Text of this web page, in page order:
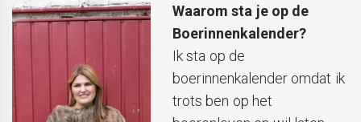
Waarom sta je op de
Boerinnenkalender?
Ik sta op de
boerinnenkalender omdat ik
trots ben op het